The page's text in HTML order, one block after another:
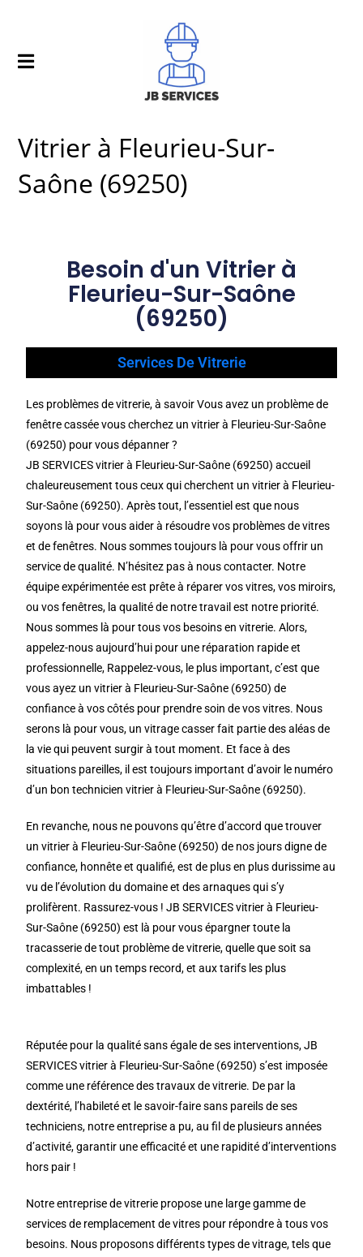
Vitrier à Fleurieu-Sur-
Saône (69250)
Besoin d'un Vitrier à
Fleurieu-Sur-Saône
(69250)
Services De Vitrerie
Les problèmes de vitrerie, à savoir Vous avez un problème de
fenêtre cassée vous cherchez un vitrier à Fleurieu-Sur-Saône
(69250) pour vous dépanner ?
JB SERVICES vitrier à Fleurieu-Sur-Saône (69250) accueil
chaleureusement tous ceux qui cherchent un vitrier à Fleurieu-
Sur-Saône (69250). Après tout, l’essentiel est que nous
soyons là pour vous aider à résoudre vos problèmes de vitres
et de fenêtres. Nous sommes toujours là pour vous offrir un
service de qualité. N’hésitez pas à nous contacter. Notre
équipe expérimentée est prête à réparer vos vitres, vos miroirs,
ou vos fenêtres, la qualité de notre travail est notre priorité.
Nous sommes là pour tous vos besoins en vitrerie. Alors,
appelez-nous aujourd’hui pour une réparation rapide et
professionnelle, Rappelez-vous, le plus important, c’est que
vous ayez un vitrier à Fleurieu-Sur-Saône (69250) de
confiance à vos côtés pour prendre soin de vos vitres. Nous
serons là pour vous, un vitrage casser fait partie des aléas de
la vie qui peuvent surgir à tout moment. Et face à des
situations pareilles, il est toujours important d’avoir le numéro
d’un bon technicien vitrier à Fleurieu-Sur-Saône (69250).
En revanche, nous ne pouvons qu’être d’accord que trouver
un vitrier à Fleurieu-Sur-Saône (69250) de nos jours digne de
confiance, honnête et qualifié, est de plus en plus durissime au
vu de l’évolution du domaine et des arnaques qui s’y
prolifèrent. Rassurez-vous ! JB SERVICES vitrier à Fleurieu-
Sur-Saône (69250) est là pour vous épargner toute la
tracasserie de tout problème de vitrerie, quelle que soit sa
complexité, en un temps record, et aux tarifs les plus
imbattables !
Réputée pour la qualité sans égale de ses interventions, JB
SERVICES vitrier à Fleurieu-Sur-Saône (69250) s’est imposée
comme une référence des travaux de vitrerie. De par la
dextérité, l’habileté et le savoir-faire sans pareils de ses
techniciens, notre entreprise a pu, au fil de plusieurs années
d’activité, garantir une efficacité et une rapidité d’interventions
hors pair !
Notre entreprise de vitrerie propose une large gamme de
services de remplacement de vitres pour répondre à tous vos
besoins. Nous proposons différents types de vitrage, tels que